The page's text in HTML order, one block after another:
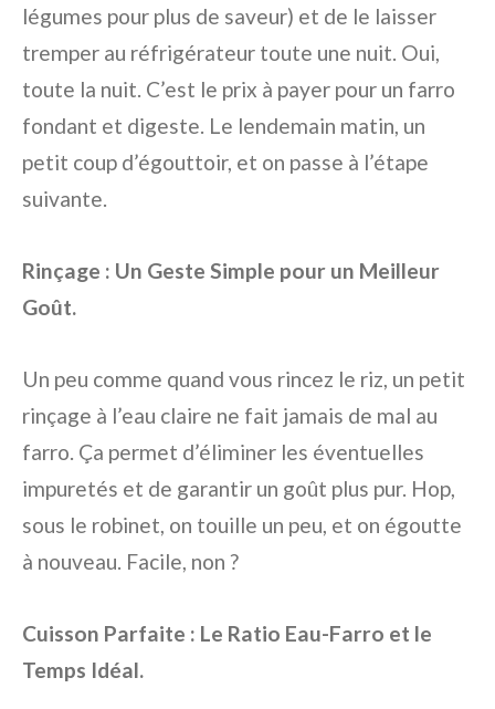
légumes pour plus de saveur) et de le laisser
tremper au réfrigérateur toute une nuit. Oui,
toute la nuit. C’est le prix à payer pour un farro
fondant et digeste. Le lendemain matin, un
petit coup d’égouttoir, et on passe à l’étape
suivante.
Rinçage : Un Geste Simple pour un Meilleur
Goût.
Un peu comme quand vous rincez le riz, un petit
rinçage à l’eau claire ne fait jamais de mal au
farro. Ça permet d’éliminer les éventuelles
impuretés et de garantir un goût plus pur. Hop,
sous le robinet, on touille un peu, et on égoutte
à nouveau. Facile, non ?
Cuisson Parfaite : Le Ratio Eau-Farro et le
Temps Idéal.